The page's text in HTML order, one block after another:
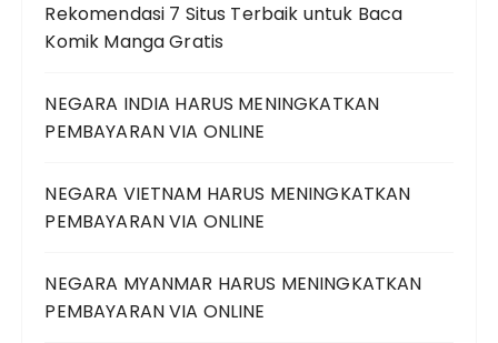
Rekomendasi 7 Situs Terbaik untuk Baca
Komik Manga Gratis
NEGARA INDIA HARUS MENINGKATKAN
PEMBAYARAN VIA ONLINE
NEGARA VIETNAM HARUS MENINGKATKAN
PEMBAYARAN VIA ONLINE
NEGARA MYANMAR HARUS MENINGKATKAN
PEMBAYARAN VIA ONLINE